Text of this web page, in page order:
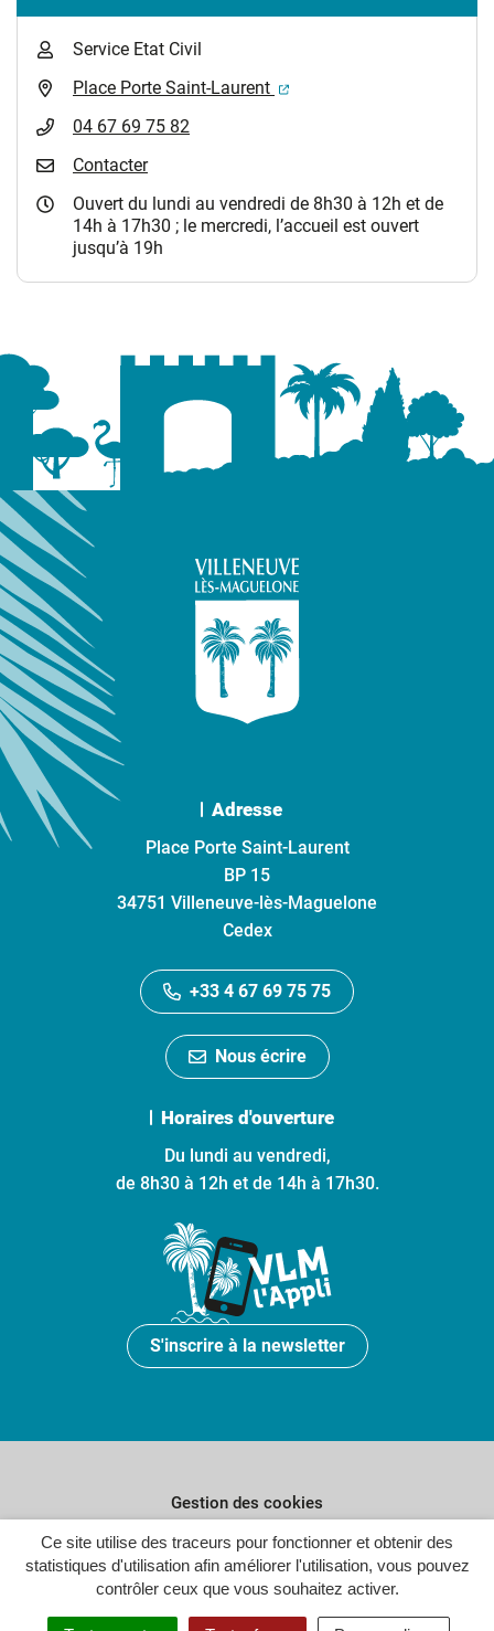
Ce site utilise des traceurs pour fonctionner et obtenir des
statistiques d'utilisation afin améliorer l'utilisation, vous pouvez
contrôler ceux que vous souhaitez activer.
Service Etat Civil
Place Porte Saint-Laurent
(ouverture dans un
04 67 69 75 82
Contacter
Ouvert du lundi au vendredi de 8h30 à 12h et de
14h à 17h30 ; le mercredi, l’accueil est ouvert
jusqu’à 19h
Adresse
Place Porte Saint-Laurent
BP 15
34751 Villeneuve-lès-Maguelone
Cedex
+33 4 67 69 75 75
Nous écrire
Horaires d'ouverture
Du lundi au vendredi,
de 8h30 à 12h et de 14h à 17h30.
S'inscrire à la newsletter
Gestion des cookies
Plan du site
Politique de confidentialité
Crédits